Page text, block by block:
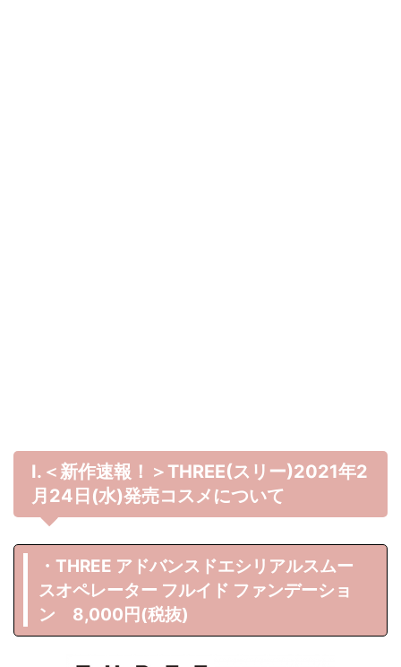
Ⅰ.＜新作速報！＞THREE(スリー)2021年2
月24日(水)発売コスメについて
・THREE アドバンスドエシリアルスムー
スオペレーター フルイド ファンデーショ
ン 8,000円(税抜)